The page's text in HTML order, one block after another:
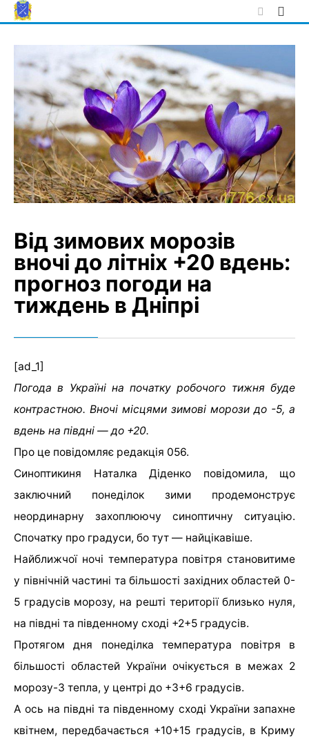
Skip
to
Від зимових морозів
вночі до літніх +20 вдень:
прогноз погоди на
тиждень в Дніпрі
[ad_1]
Погода в Україні на початку робочого тижня буде
контрастною. Вночі місцями зимові морози до -5, а
вдень на півдні — до +20.
Про це повідомляє редакція 056.
Синоптикиня Наталка Діденко повідомила, що
заключний понеділок зими продемонструє
неординарну захоплюючу синоптичну ситуацію.
Спочатку про градуси, бо тут — найцікавіше.
Найближчої ночі температура повітря становитиме
у північній частині та більшості західних областей 0-
5 градусів морозу, на решті території близько нуля,
на півдні та південному сході +2+5 градусів.
Протягом дня понеділка температура повітря в
більшості областей України очікується в межах 2
морозу-3 тепла, у центрі до +3+6 градусів.
А ось на півдні та південному сході України запахне
квітнем, передбачається +10+15 градусів, в Криму